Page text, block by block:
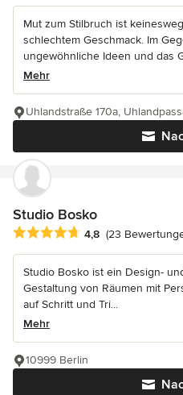
Mut zum Stilbruch ist
schlechtem Geschmack. Im
ungewöhnliche Ideen und das
Mehr
Uhlandstraße 170a,
Studio Bosko
Durchschnittliche Bewertung:
4,8 (23
Studio Bosko ist ein Design-
Gestaltung von Räumen mit
auf Schritt und Tri...
Mehr
10999 Berlin